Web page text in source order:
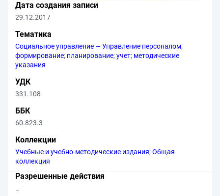
Дата создания записи
29.12.2017
Тематика
Социальное управление — Управление персоналом;
формирование; планирование;учет; методические
указания
УДК
331.108
ББК
60.823.3
Коллекции
Учебные и учебно-методические издания;Общая
коллекция
Разрешенные действия
–